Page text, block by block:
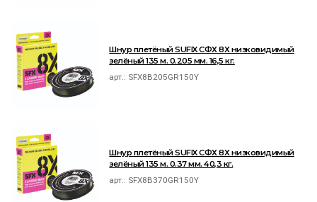
Шнур плетёный SUFIX СФХ 8Х низковидимый
зелёный 135 м. 0.205 мм. 16,5 кг.
арт.: SFX8B205GR150Y
Шнур плетёный SUFIX СФХ 8Х низковидимый
зелёный 135 м. 0.37 мм. 40,3 кг.
арт.: SFX8B370GR150Y